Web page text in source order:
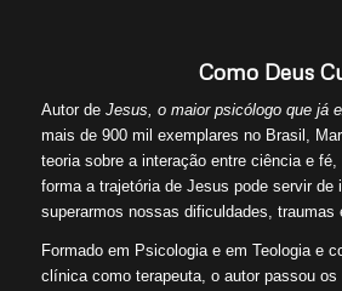
Como Deus
Autor de Jesus, o maior psicólogo que já
mais de 900 mil exemplares no Brasil,
teoria sobre a interação entre ciência e fé,
forma a trajetória de Jesus pode servir de
superarmos nossas dificuldades, traumas
Formado em Psicologia e em Teologia e
clínica como terapeuta, o autor passou os